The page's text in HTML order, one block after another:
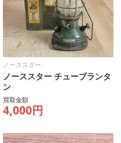
ノーススター
ノーススター チューブランタ
ン
買取金額
4,000円